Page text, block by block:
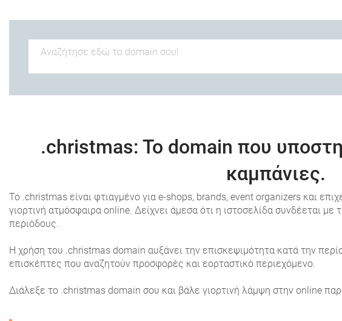
.christmas: To domain που
καμπάνιες.
Το .christmas είναι φτιαγμένο για e-shops, brands, event organizers και
γιορτινή ατμόσφαιρα online. Δείχνει άμεσα ότι η ιστοσελίδα συνδέεται με
περιόδους.
Η χρήση του .christmas domain αυξάνει την επισκεψιμότητα κατά την
επισκέπτες που αναζητούν προσφορές και εορταστικό περιεχόμενο.
Διάλεξε το .christmas domain σου και βάλε γιορτινή λάμψη στην online